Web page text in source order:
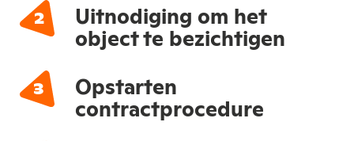
Uitnodiging om het
object te bezichtigen
Opstarten
contractprocedure